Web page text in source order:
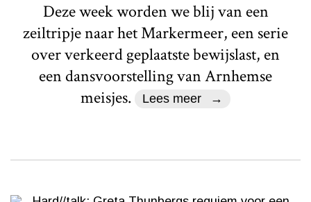
Deze week worden we blij van een
zeiltripje naar het Markermeer, een serie
over verkeerd geplaatste bewijslast, en
een dansvoorstelling van Arnhemse
meisjes.
Lees meer